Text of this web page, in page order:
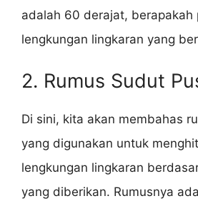
adalah 60 derajat, berapakah
lengkungan lingkaran yang
2. Rumus Sudut
Di sini, kita akan membahas
yang digunakan untuk
lengkungan lingkaran
yang diberikan. Rumusnya